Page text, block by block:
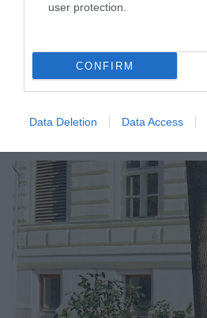
user protection.
CONFIRM
Data Deletion Data Access